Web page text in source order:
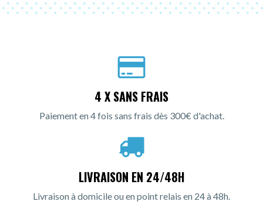
4 X SANS FRAIS
Paiement en 4 fois sans frais dès 300€ d'achat.
LIVRAISON EN 24/48H
Livraison à domicile ou en point relais en 24 à 48h.